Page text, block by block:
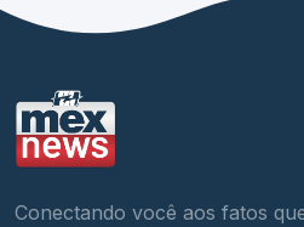
Conectando você aos fatos